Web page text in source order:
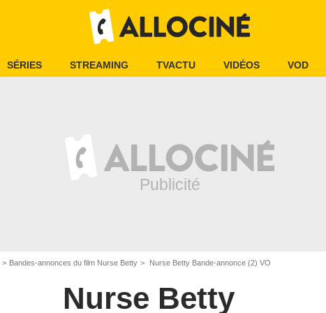
SÉRIES STREAMING TVACTU VIDÉOS VOD
Bandes-annonces du film Nurse Betty Nurse Betty Bande-annonce (2) VO
Nurse Betty